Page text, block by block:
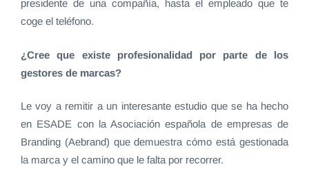
presidente de una compañía, hasta el empleado que te
coge el teléfono.
¿Cree que existe profesionalidad por parte de los
gestores de marcas?
Le voy a remitir a un interesante estudio que se ha hecho
en ESADE con la Asociación española de empresas de
Branding (Aebrand) que demuestra cómo está gestionada
la marca y el camino que le falta por recorrer.